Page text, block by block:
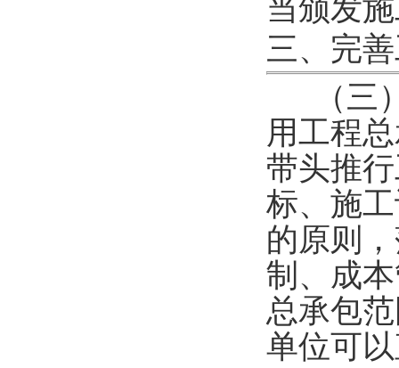
当颁发
三、完
（
用工程
带头推
标、施
的原则
制、成
总承包
单位可